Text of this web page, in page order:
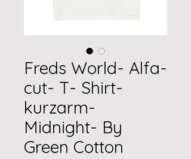
Freds World- Alfa-
cut- T- Shirt-
kurzarm-
Midnight- By
Green Cotton